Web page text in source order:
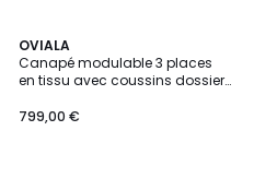
OVIALA
Canapé modulable 3 places
en tissu avec coussins dossier
799,00 €
4
Couleurs